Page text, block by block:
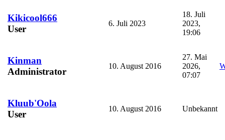
Kikicool666
User
6. Juli 2023
18. Juli
2023,
19:06
Kinman
Administrator
10. August 2016
27. Mai
2026,
07:07
Kluub'Oola
User
10. August 2016 Unbekannt